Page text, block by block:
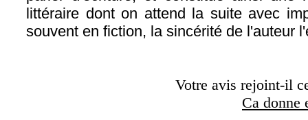
littéraire dont on attend la suite avec
souvent en fiction, la sincérité de l'auteur
Votre avis rejoint-il
Ca donne